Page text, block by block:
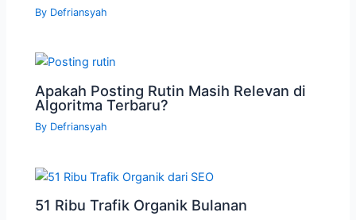
By Defriansyah
Apakah Posting Rutin Masih Relevan di
Algoritma Terbaru?
By Defriansyah
51 Ribu Trafik Organik Bulanan